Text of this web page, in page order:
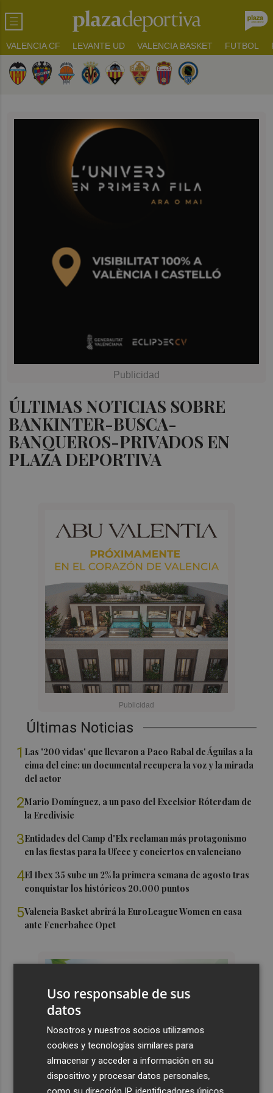
VALENCIA CF LEVANTE UD VALENCIA BASKET FUTBOL
ÚLTIMAS NOTICIAS SOBRE
BANKINTER-BUSCA-
BANQUEROS-PRIVADOS EN
PLAZA DEPORTIVA
Últimas Noticias
1 Las '200 vidas' que llevaron a Paco Rabal de Águilas a la
cima del cine: un documental recupera la voz y la mirada
del actor
2Mario Domínguez, a un paso del Excelsior Róterdam de
la Eredivisie
3Entidades del Camp d'Elx reclaman más protagonismo
en las fiestas para la Ufece y conciertos en valenciano
4El Ibex 35 sube un 2% la primera semana de agosto tras
conquistar los históricos 20.000 puntos
5Valencia Basket abrirá la EuroLeague Women en casa
ante Fenerbahce Opet
Uso responsable de sus
datos
Nosotros y nuestros socios utilizamos
cookies y tecnologías similares para
almacenar y acceder a información en su
dispositivo y procesar datos personales,